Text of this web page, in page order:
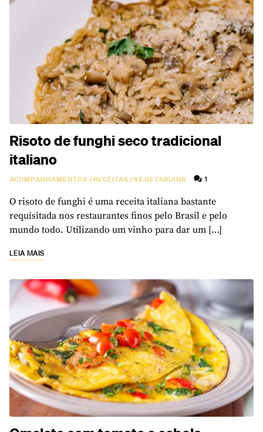
Risoto de funghi seco tradicional
italiano
ACOMPANHAMENTOS /RECEITAS/VEGETARIANA 1
O risoto de funghi é uma receita italiana bastante
requisitada nos restaurantes finos pelo Brasil e pelo
mundo todo. Utilizando um vinho para dar um […]
LEIA MAIS